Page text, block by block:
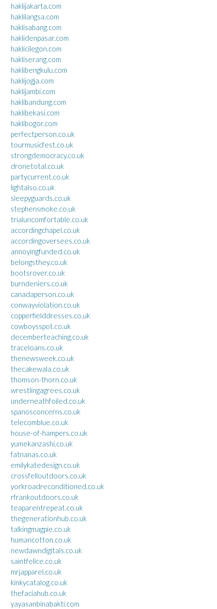
haklijakarta.com
haklilangsa.com
haklisabang.com
haklidenpasar.com
haklicilegon.com
hakliserang.com
haklibengkulu.com
haklijogja.com
haklijambi.com
haklibandung.com
haklibekasi.com
haklibogor.com
perfectperson.co.uk
tourmusicfest.co.uk
strongdemocracy.co.uk
dronetotal.co.uk
partycurrent.co.uk
lightalso.co.uk
sleepyguards.co.uk
stephensmoke.co.uk
trialuncomfortable.co.uk
accordingchapel.co.uk
accordingoversees.co.uk
annoyingfunded.co.uk
belongsthey.co.uk
bootsrover.co.uk
burndeniers.co.uk
canadaperson.co.uk
conwayviolation.co.uk
copperfielddresses.co.uk
cowboysspot.co.uk
decemberteaching.co.uk
traceloans.co.uk
thenewsweek.co.uk
thecakewala.co.uk
thomson-thorn.co.uk
wrestlingagrees.co.uk
underneathfoiled.co.uk
spanosconcerns.co.uk
telecomblue.co.uk
house-of-hampers.co.uk
yumekanzashi.co.uk
fatnanas.co.uk
emilykatedesign.co.uk
crossfelloutdoors.co.uk
yorkroadreconditioned.co.uk
rfrankoutdoors.co.uk
teaparentrepeat.co.uk
thegenerationhub.co.uk
talkingmagpie.co.uk
humancotton.co.uk
newdawndigitals.co.uk
saintfelice.co.uk
mrjapparel.co.uk
kinkycatalog.co.uk
thefaciahub.co.uk
yayasanbinabakti.com